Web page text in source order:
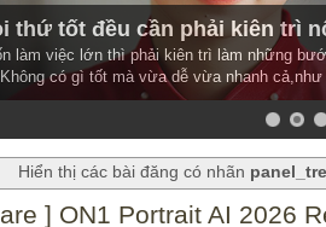
thứ tốt đều cần phải kiên trì
làm việc lớn thì phải kiên trì làm những
có gì tốt mà vừa dễ vừa nhanh
Hiển thị các bài đăng có nhãn
] ON1 Portrait AI 2026